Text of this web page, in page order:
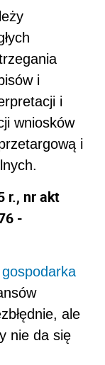
i
i
wniosków
i
r., nr akt
-
gospodarka
ale
nie da się